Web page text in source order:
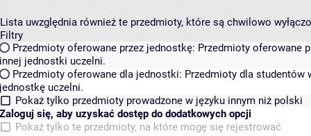
Lista uwzględnia również te przedmioty, które są chwilowo
Filtry
Przedmioty oferowane przez jednostkę: Przedmioty oferowane
innej jednostki uczelni.
Przedmioty oferowane dla jednostki: Przedmioty dla studentów
jednostkę uczelni.
Pokaż tylko przedmioty prowadzone w języku innym niż polski
Zaloguj się, aby uzyskać dostęp do dodatkowych opcji
Pokaż tylko te przedmioty, na które mogę się rejestrować